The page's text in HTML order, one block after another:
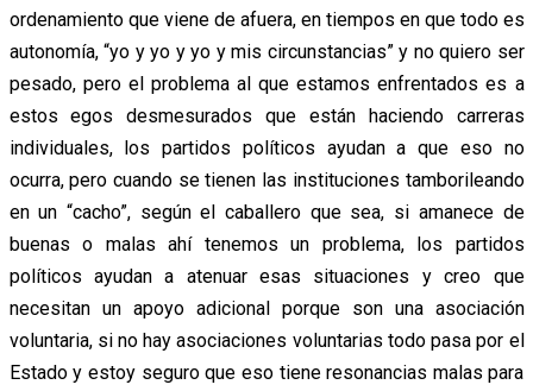
ordenamiento que viene de afuera, en tiempos en que todo es
autonomía, “yo y yo y yo y mis circunstancias” y no quiero ser
pesado, pero el problema al que estamos enfrentados es a
estos egos desmesurados que están haciendo carreras
individuales, los partidos políticos ayudan a que eso no
ocurra, pero cuando se tienen las instituciones tamborileando
en un “cacho”, según el caballero que sea, si amanece de
buenas o malas ahí tenemos un problema, los partidos
políticos ayudan a atenuar esas situaciones y creo que
necesitan un apoyo adicional porque son una asociación
voluntaria, si no hay asociaciones voluntarias todo pasa por el
Estado y estoy seguro que eso tiene resonancias malas para